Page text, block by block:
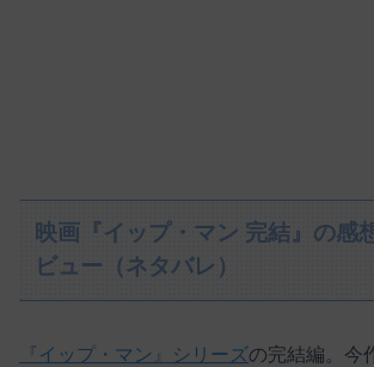
映画『イップ・マン 完結』の感
ビュー（ネタバレ）
『イップ・マン』シリーズの完結編。今